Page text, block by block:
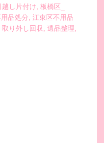
越し片付け 板橋区_
品処分 江東区不用品
取り外し回収 遺品整理